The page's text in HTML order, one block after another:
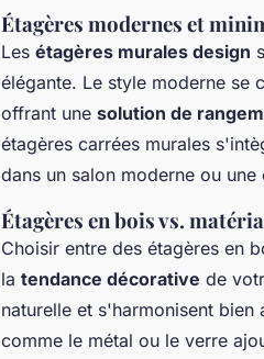
Étagères modernes et
Les étagères murales design
élégante. Le style moderne se
offrant une solution de
étagères carrées murales
dans un salon moderne ou
Étagères en bois vs.
Choisir entre des étagères en
la tendance décorative de
naturelle et s'harmonisent bien
comme le métal ou le verre